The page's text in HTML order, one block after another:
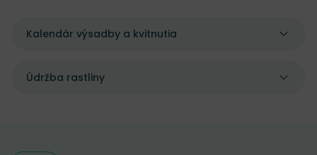
Kalendár výsadby a kvitnutia
Údržba rastliny